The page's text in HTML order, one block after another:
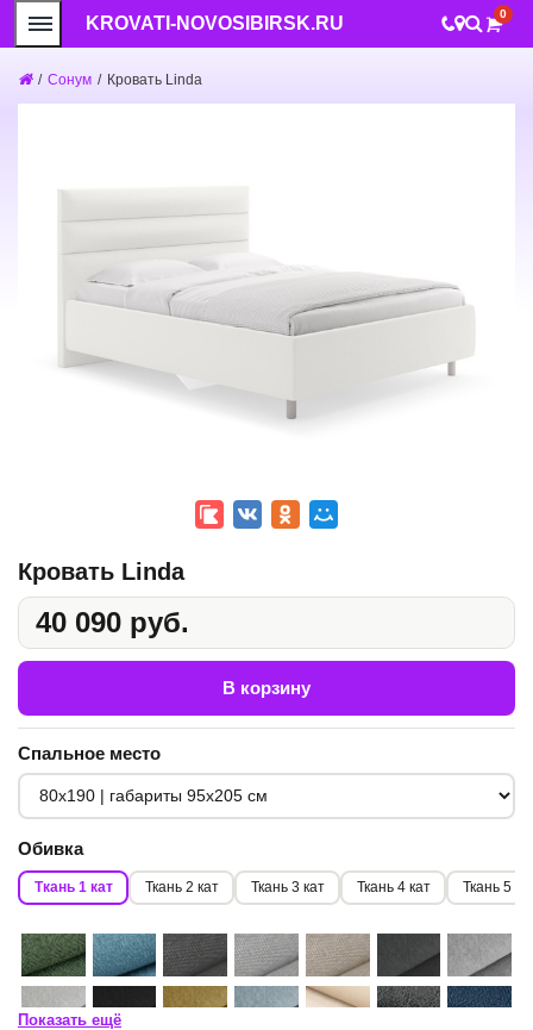
KROVATI-NOVOSIBIRSK.RU 0
/ Сонум / Кровать Linda
Кровать Linda
40 090 руб.
В корзину
Спальное место
Обивка
Ткань 1 кат Ткань 2 кат Ткань 3 кат Ткань 4 кат Ткань 5
Показать ещё